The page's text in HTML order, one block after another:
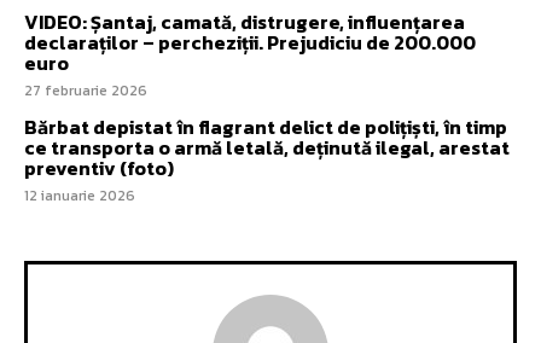
VIDEO: Șantaj, camată, distrugere, influențarea
declaraților – percheziții. Prejudiciu de 200.000
euro
27 februarie 2026
Bărbat depistat în flagrant delict de polițiști, în timp
ce transporta o armă letală, deținută ilegal, arestat
preventiv (foto)
12 ianuarie 2026